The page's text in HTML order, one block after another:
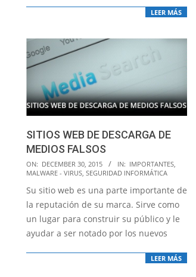
LEER MÁS
SITIOS WEB DE DESCARGA DE
MEDIOS FALSOS
2015-
12-
30
ON: DECEMBER 30, 2015 IN: IMPORTANTES,
MALWARE - VIRUS, SEGURIDAD INFORMÁTICA
Su sitio web es una parte importante de
la reputación de su marca. Sirve como
un lugar para construir su público y le
ayudar a ser notado por los nuevos
LEER MÁS